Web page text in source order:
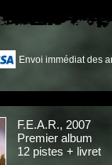
Envoi immédiat des
F.E.A.R., 2007
Premier album
12 pistes + livret